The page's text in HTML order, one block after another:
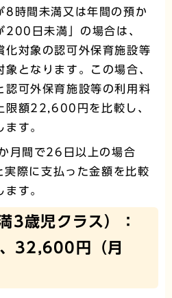
8時間未満又は年間の預か
200日未満」の場合は、
化対象の認可外保育施設等
となります。この場合、
認可外保育施設等の利用料
限額22,600円を比較し、
す。
月間で26日以上の場合
際に支払った金額を比較
ます。
3歳児クラス）：
32,600円（月